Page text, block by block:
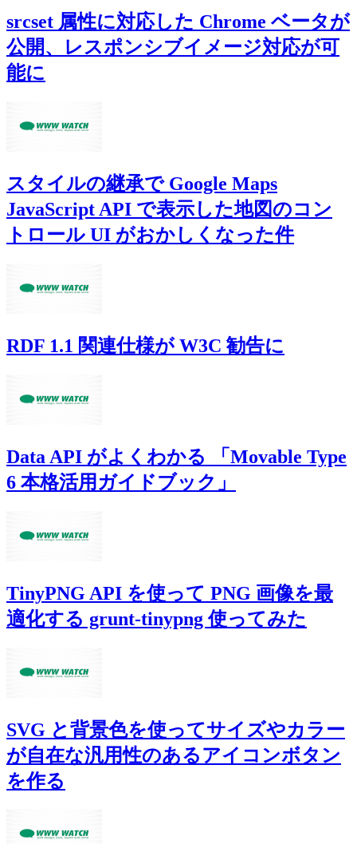
srcset 属性に対応した Chrome ベータが
公開、レスポンシブイメージ対応が可
能に
スタイルの継承で Google Maps
JavaScript API で表示した地図のコン
トロール UI がおかしくなった件
RDF 1.1 関連仕様が W3C 勧告に
Data API がよくわかる 「Movable Type
6 本格活用ガイドブック」
TinyPNG API を使って PNG 画像を最
適化する grunt-tinypng 使ってみた
SVG と背景色を使ってサイズやカラー
が自在な汎用性のあるアイコンボタン
を作る